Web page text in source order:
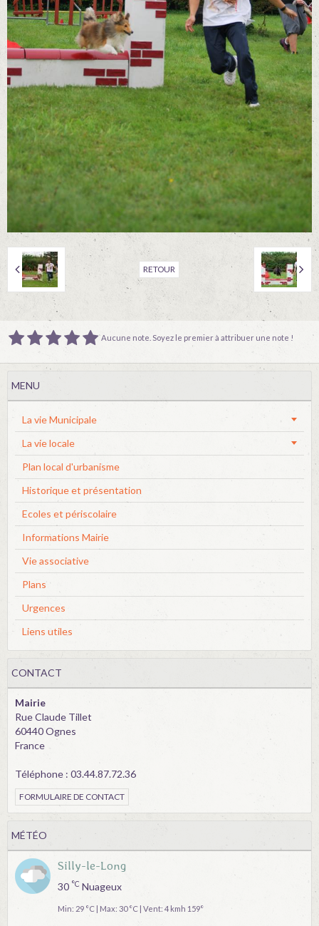
RETOUR
Aucune note. Soyez le premier à attribuer une note !
MENU
La vie Municipale
La vie locale
Plan local d'urbanisme
Historique et présentation
Ecoles et périscolaire
Informations Mairie
Vie associative
Plans
Urgences
Liens utiles
CONTACT
Mairie
Rue Claude Tillet
60440 Ognes
France
Téléphone : 03.44.87.72.36
FORMULAIRE DE CONTACT
MÉTÉO
Silly-le-Long
30 °C Nuageux
Min: 29 °C | Max: 30 °C | Vent: 4 kmh 159°